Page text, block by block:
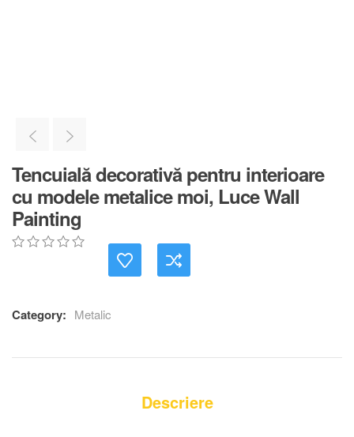
Tencuială decorativă pentru interioare
cu modele metalice moi, Luce Wall
Painting
on
Category: Metalic
Descriere